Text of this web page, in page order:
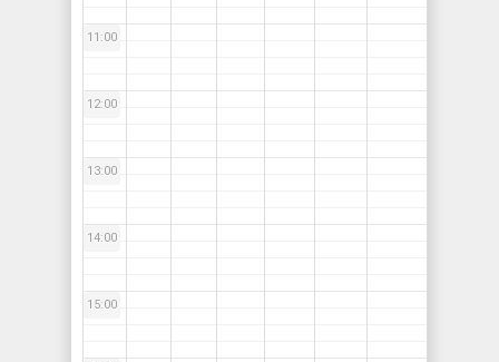
11:00
12:00
13:00
14:00
15:00